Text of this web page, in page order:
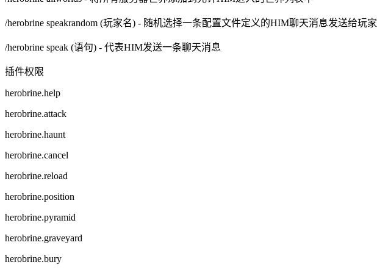
/herobrine speakrandom (玩家名) - 随机选择一条配置文件定义的HIM聊天消息发送给玩家
/herobrine speak (语句) - 代表HIM发送一条聊天消息
插件权限
herobrine.help
herobrine.attack
herobrine.haunt
herobrine.cancel
herobrine.reload
herobrine.position
herobrine.pyramid
herobrine.graveyard
herobrine.bury